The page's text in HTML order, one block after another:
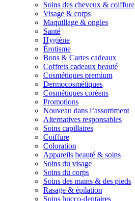
Soins des cheveux & coiffure
Visage & corps
Maquillage & ongles
Santé
Hygiène
Érotisme
Bons & Cartes cadeaux
Coffrets cadeaux beauté
Cosmétiques premium
Dermocosmétiques
Cosmétiques coréens
Promotions
Nouveau dans l’assortiment
Alternatives responsables
Soins capillaires
Coiffure
Coloration
Appareils beauté & soins
Soins du visage
Soins du corps
Soins des mains & des pieds
Rasage & épilation
Soins bucco-dentaires